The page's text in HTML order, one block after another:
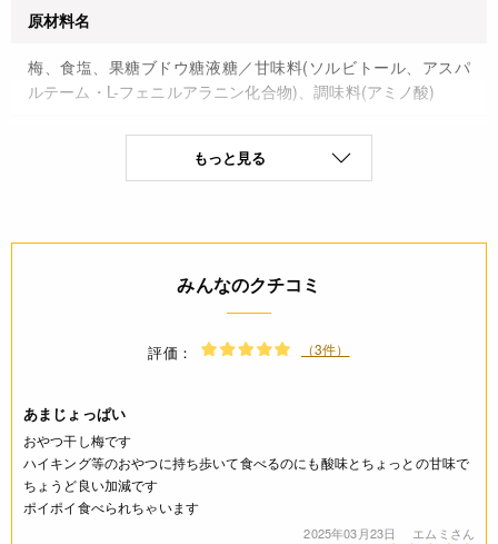
原材料名
梅、食塩、果糖ブドウ糖液糖／甘味料(ソルビトール、アスパ
ルテーム・L-フェニルアラニン化合物)、調味料(アミノ酸)
賞味期限(未開封時)
※製造日を起点とした期限です。
製造日から365日
もっと見る
みんなのクチコミ
評価： （3件）
あまじょっぱい
おやつ干し梅です
ハイキング等のおやつに持ち歩いて食べるのにも酸味とちょっとの甘味で
ちょうど良い加減です
ポイポイ食べられちゃいます
2025年03月23日 エムミさん